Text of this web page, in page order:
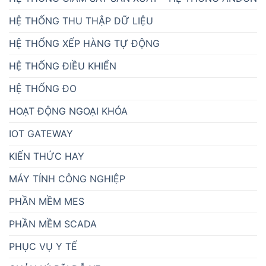
HỆ THỐNG THU THẬP DỮ LIỆU
HỆ THỐNG XẾP HÀNG TỰ ĐỘNG
HỆ THỐNG ĐIỀU KHIỂN
HỆ THỐNG ĐO
HOẠT ĐỘNG NGOẠI KHÓA
IOT GATEWAY
KIẾN THỨC HAY
MÁY TÍNH CÔNG NGHIỆP
PHẦN MỀM MES
PHẦN MỀM SCADA
PHỤC VỤ Y TẾ